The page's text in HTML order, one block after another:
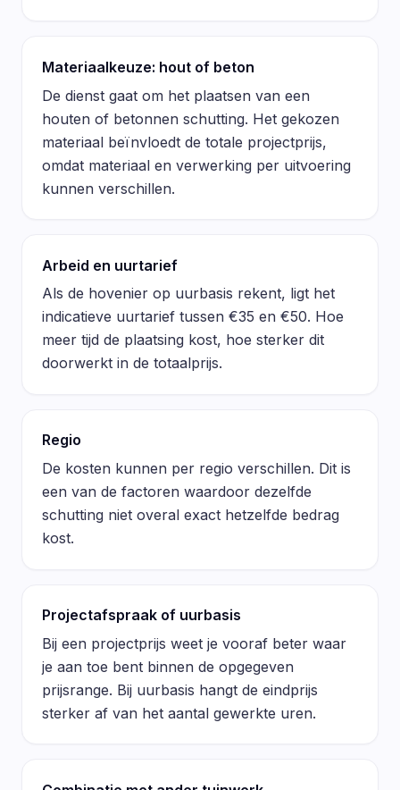
Materiaalkeuze: hout of beton
De dienst gaat om het plaatsen van een
houten of betonnen schutting. Het gekozen
materiaal beïnvloedt de totale projectprijs,
omdat materiaal en verwerking per uitvoering
kunnen verschillen.
Arbeid en uurtarief
Als de hovenier op uurbasis rekent, ligt het
indicatieve uurtarief tussen €35 en €50. Hoe
meer tijd de plaatsing kost, hoe sterker dit
doorwerkt in de totaalprijs.
Regio
De kosten kunnen per regio verschillen. Dit is
een van de factoren waardoor dezelfde
schutting niet overal exact hetzelfde bedrag
kost.
Projectafspraak of uurbasis
Bij een projectprijs weet je vooraf beter waar
je aan toe bent binnen de opgegeven
prijsrange. Bij uurbasis hangt de eindprijs
sterker af van het aantal gewerkte uren.